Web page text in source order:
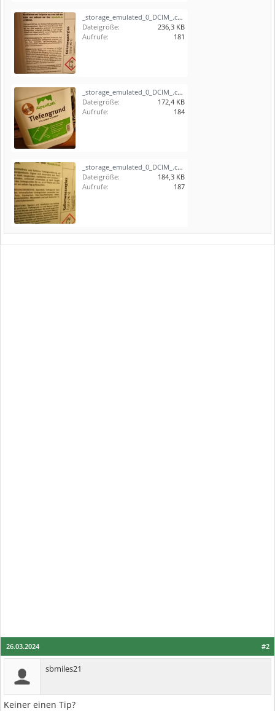
_storage_emulated_0_DCIM_.convert_security_files_1711392106560.jpg
Dateigröße:
236,3 KB
Aufrufe:
181
_storage_emulated_0_DCIM_.convert_security_files_1711392106631.jpg
Dateigröße:
172,4 KB
Aufrufe:
184
_storage_emulated_0_DCIM_.convert_security_files_1711392106696.jpg
Dateigröße:
184,3 KB
Aufrufe:
187
#2
26.03.2024
sbmiles21
Keiner einen Tip?